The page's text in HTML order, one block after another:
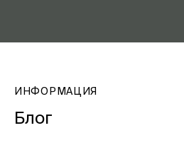
ИНФОРМАЦИЯ
Блог